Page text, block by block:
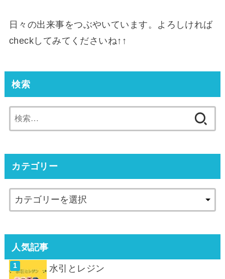
日々の出来事をつぶやいています。よろしければ
checkしてみてくださいね↑↑
検索
索:
カテゴリー
人気記事
水引とレジン